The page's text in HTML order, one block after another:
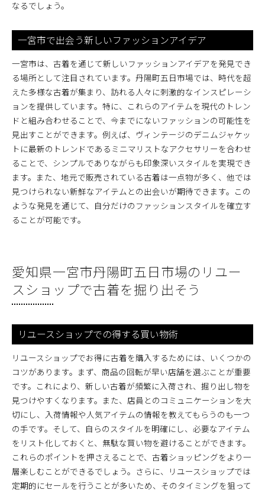
なるでしょう。
一宮市で出会う新しいファッションアイデア
一宮市は、古着を通じて新しいファッションアイデアを発見でき
る場所として注目されています。丹陽町五日市場では、時代を超
えた多様な古着が集まり、訪れる人々に刺激的なインスピレーシ
ョンを提供しています。特に、これらのアイテムを現代のトレン
ドと組み合わせることで、今までにないファッションの可能性を
見出すことができます。例えば、ヴィンテージのデニムジャケッ
トに最新のトレンドであるミニマリストなアクセサリーを合わせ
ることで、シンプルでありながらも印象深いスタイルを実現でき
ます。また、地元で販売されている古着は一点物が多く、他では
見つけられない新鮮なアイテムとの出会いが期待できます。この
ような発見を通じて、自分だけのファッションスタイルを確立す
ることが可能です。
愛知県一宮市丹陽町五日市場のリユー
スショップで古着を掘り出そう
リユースショップでの得する買い物術
リユースショップでお得に古着を購入するためには、いくつかの
コツがあります。まず、商品の回転が早い店舗を選ぶことが重要
です。これにより、新しい古着が頻繁に入荷され、掘り出し物を
見つけやすくなります。また、店員とのコミュニケーションを大
切にし、入荷情報や人気アイテムの情報を教えてもらうのも一つ
の手です。そして、自らのスタイルを明確にし、必要なアイテム
をリスト化しておくと、無駄な買い物を避けることができます。
これらのポイントを押さえることで、古着ショッピングをより一
層楽しむことができるでしょう。さらに、リユースショップでは
定期的にセールを行うことが多いため、そのタイミングを狙って